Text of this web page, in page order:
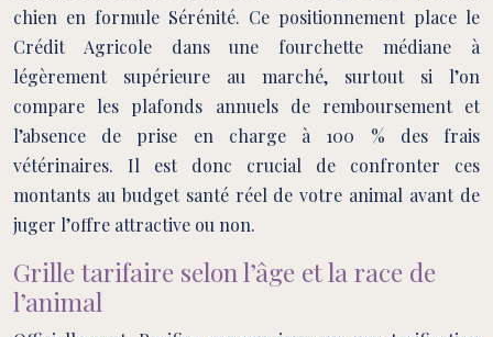
chien en formule Sérénité. Ce positionnement place le
Crédit Agricole dans une fourchette médiane à
légèrement supérieure au marché, surtout si l’on
compare les plafonds annuels de remboursement et
l’absence de prise en charge à 100 % des frais
vétérinaires. Il est donc crucial de confronter ces
montants au budget santé réel de votre animal avant de
juger l’offre attractive ou non.
Grille tarifaire selon l’âge et la race de
l’animal